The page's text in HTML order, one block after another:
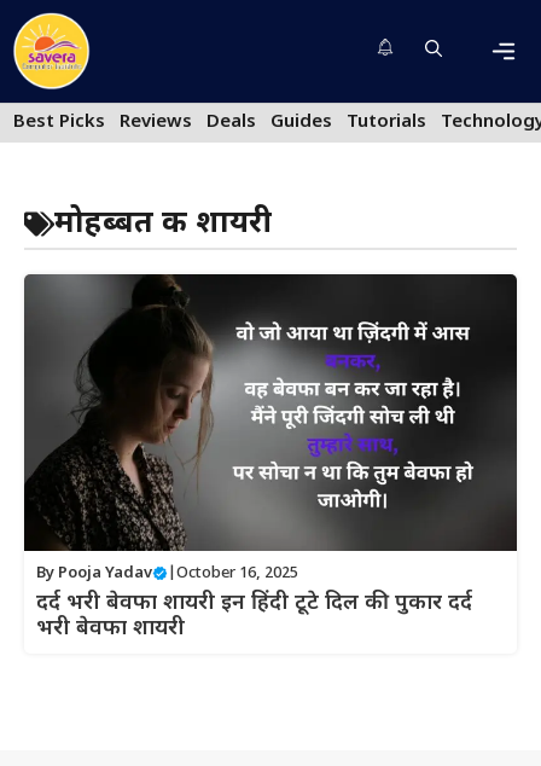
Skip
to
content
Best Picks
Reviews Deals Guides Tutorials
मोहब्बत की शायरी
By Pooja Yadav October 16, 2025
दर्द भरी बेवफा शायरी इन हिंदी टूटे दिल की पुकार दर्द
भरी बेवफा शायरी